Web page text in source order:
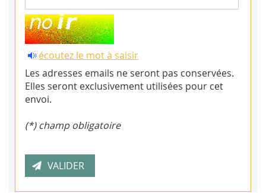
écoutez le mot à saisir
Les adresses emails ne seront pas conservées.
Elles seront exclusivement utilisées pour cet
envoi.
(*) champ obligatoire